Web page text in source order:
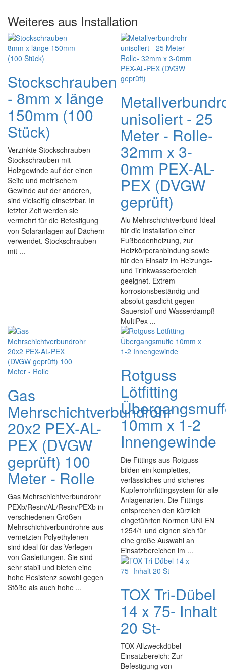
Weiteres aus Installation
Stockschrauben
- 8mm x länge
150mm (100
Stück)
Verzinkte Stockschrauben
Stockschrauben mit
Holzgewinde auf der einen
Seite und metrischem
Gewinde auf der anderen,
sind vielseitig einsetzbar. In
letzter Zeit werden sie
vermehrt für die Befestigung
von Solaranlagen auf Dächern
verwendet. Stockschrauben
mit ...
unisoliert - 25
Meter - Rolle-
32mm x 3-
0mm PEX-AL-
PEX (DVGW
geprüft)
Alu Mehrschichtverbund Ideal
für die Installation einer
Fußbodenheizung, zur
Heizkörperanbindung sowie
für den Einsatz im Heizungs-
und Trinkwasserbereich
geeignet. Extrem
korrosionsbeständig und
absolut gasdicht gegen
Sauerstoff und Wasserdampf!
MultiPex ...
Gas
Mehrschichtverbundrohr
20x2 PEX-AL-
PEX (DVGW
geprüft) 100
Meter - Rolle
Gas Mehrschichtverbundrohr
PEXb/Resin/AL/Resin/PEXb in
verschiedenen Größen
Mehrschichtverbundrohre aus
vernetzten Polyethylenen
sind ideal für das Verlegen
von Gasleitungen. Sie sind
sehr stabil und bieten eine
hohe Resistenz sowohl gegen
Stöße als auch hohe ...
Rotguss
Lötfitting
10mm x 1-2
Innengewinde
Die Fittings aus Rotguss
bilden ein komplettes,
verlässliches und sicheres
Kupferrohrfittingsystem für alle
Anlagenarten. Die Fittings
entsprechen den kürzlich
eingeführten Normen UNI EN
1254/1 und eignen sich für
eine große Auswahl an
Einsatzbereichen im ...
TOX Tri-Dübel
14 x 75- Inhalt
20 St-
TOX Allzweckdübel
Einsatzbereich: Zur
Befestigung von